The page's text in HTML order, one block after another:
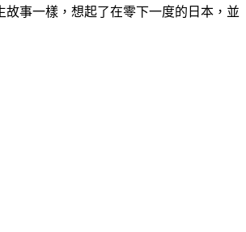
事一樣，想起了在零下一度的日本，並